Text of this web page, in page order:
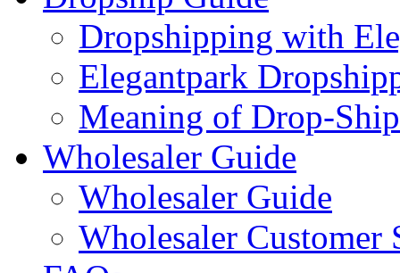
Dropshipping with
Elegantpark
Meaning of Drop-Ship
Wholesaler Guide
Wholesaler Guide
Wholesaler Customer